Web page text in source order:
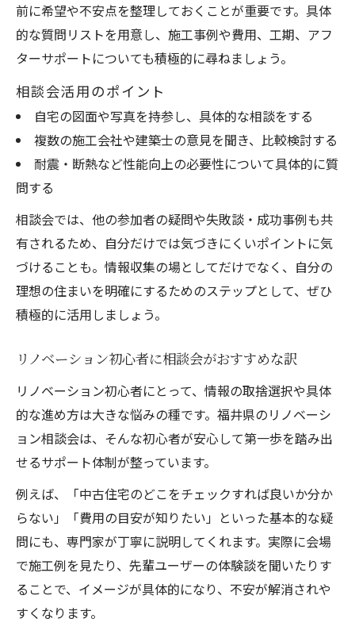
前に希望や不安点を整理しておくことが重要です。具体
的な質問リストを用意し、施工事例や費用、工期、アフ
ターサポートについても積極的に尋ねましょう。
相談会活用のポイント
自宅の図面や写真を持参し、具体的な相談をする
複数の施工会社や建築士の意見を聞き、比較検討する
耐震・断熱など性能向上の必要性について具体的に質
問する
相談会では、他の参加者の疑問や失敗談・成功事例も共
有されるため、自分だけでは気づきにくいポイントに気
づけることも。情報収集の場としてだけでなく、自分の
理想の住まいを明確にするためのステップとして、ぜひ
積極的に活用しましょう。
リノベーション初心者に相談会がおすすめな訳
リノベーション初心者にとって、情報の取捨選択や具体
的な進め方は大きな悩みの種です。福井県のリノベーシ
ョン相談会は、そんな初心者が安心して第一歩を踏み出
せるサポート体制が整っています。
例えば、「中古住宅のどこをチェックすれば良いか分か
らない」「費用の目安が知りたい」といった基本的な疑
問にも、専門家が丁寧に説明してくれます。実際に会場
で施工例を見たり、先輩ユーザーの体験談を聞いたりす
ることで、イメージが具体的になり、不安が解消されや
すくなります。